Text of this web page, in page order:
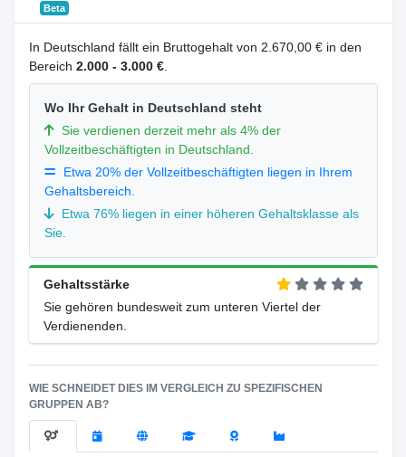
Beta
In Deutschland fällt ein Bruttogehalt von 2.670,00 € in den
Bereich 2.000 - 3.000 €.
Wo Ihr Gehalt in Deutschland steht
Sie verdienen derzeit mehr als 4% der
Vollzeitbeschäftigten in Deutschland.
Etwa 20% der Vollzeitbeschäftigten liegen in Ihrem
Gehaltsbereich.
Etwa 76% liegen in einer höheren Gehaltsklasse als
Sie.
Gehaltsstärke
Sie gehören bundesweit zum unteren Viertel der
Verdienenden.
WIE SCHNEIDET DIES IM VERGLEICH ZU SPEZIFISCHEN
GRUPPEN AB?